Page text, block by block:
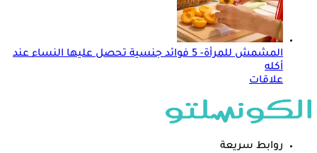
المشمش للمرأة- 5 فوائد جنسية تحصل عليها النساء عند
أكله
علاقات
روابط سريعة